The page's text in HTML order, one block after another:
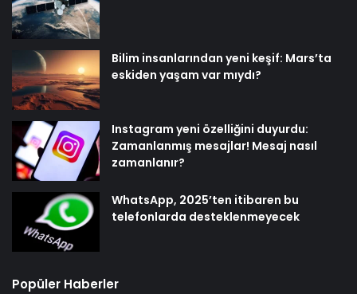
Bilim insanlarından yeni keşif: Mars’ta
eskiden yaşam var mıydı?
Instagram yeni özelliğini duyurdu:
Zamanlanmış mesajlar! Mesaj nasıl
zamanlanır?
WhatsApp, 2025’ten itibaren bu
telefonlarda desteklenmeyecek
Popüler Haberler